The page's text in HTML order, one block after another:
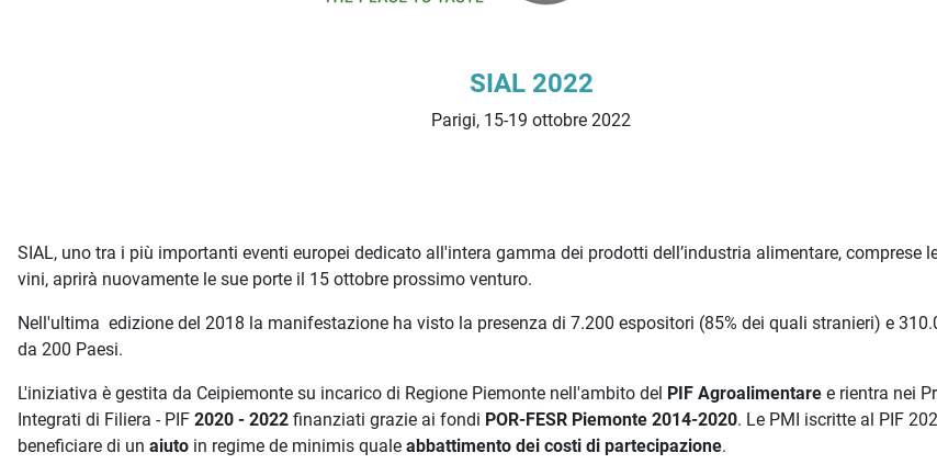
SIAL 2022
Parigi, 15-19 ottobre 2022
SIAL, uno tra i più importanti eventi europei dedicato all'intera gamma dei prodotti dell’industria alimentare, comprese
vini, aprirà nuovamente le sue porte il 15 ottobre prossimo venturo.
Nell'ultima edizione del 2018 la manifestazione ha visto la presenza di 7.200 espositori (85% dei quali stranieri) e
da 200 Paesi.
L'iniziativa è gestita da Ceipiemonte su incarico di Regione Piemonte nell'ambito del PIF Agroalimentare e rientra nei
Integrati di Filiera - PIF 2020 - 2022 finanziati grazie ai fondi POR-FESR Piemonte 2014-2020. Le PMI iscritte al PIF
beneficiare di un aiuto in regime de minimis quale abbattimento dei costi di partecipazione.